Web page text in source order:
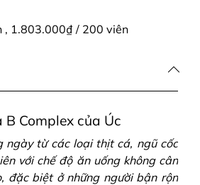
, 1.803.000₫ / 200 viên
B Complex của Úc
ngày từ các loại thịt cá, ngũ cốc
với chế độ ăn uống không cân
đặc biệt ở những người bận rộn